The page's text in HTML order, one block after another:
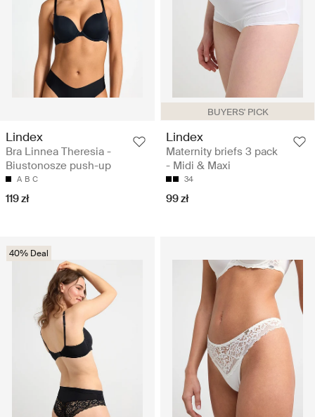
Lindex
Bra Linnea Theresia -
Biustonosze push-up
A B C
119 zł
BUYERS' PICK
Lindex
Maternity briefs 3 pack
- Midi & Maxi
34
99 zł
40% Deal